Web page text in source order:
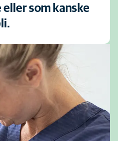
som kanske